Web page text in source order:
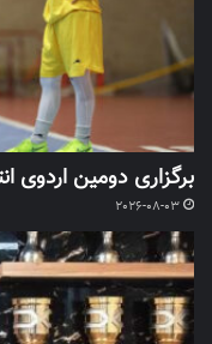
برگزاری دومین اردوی
2026-08-03